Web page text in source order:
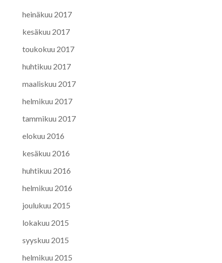
heinäkuu 2017
kesäkuu 2017
toukokuu 2017
huhtikuu 2017
maaliskuu 2017
helmikuu 2017
tammikuu 2017
elokuu 2016
kesäkuu 2016
huhtikuu 2016
helmikuu 2016
joulukuu 2015
lokakuu 2015
syyskuu 2015
helmikuu 2015